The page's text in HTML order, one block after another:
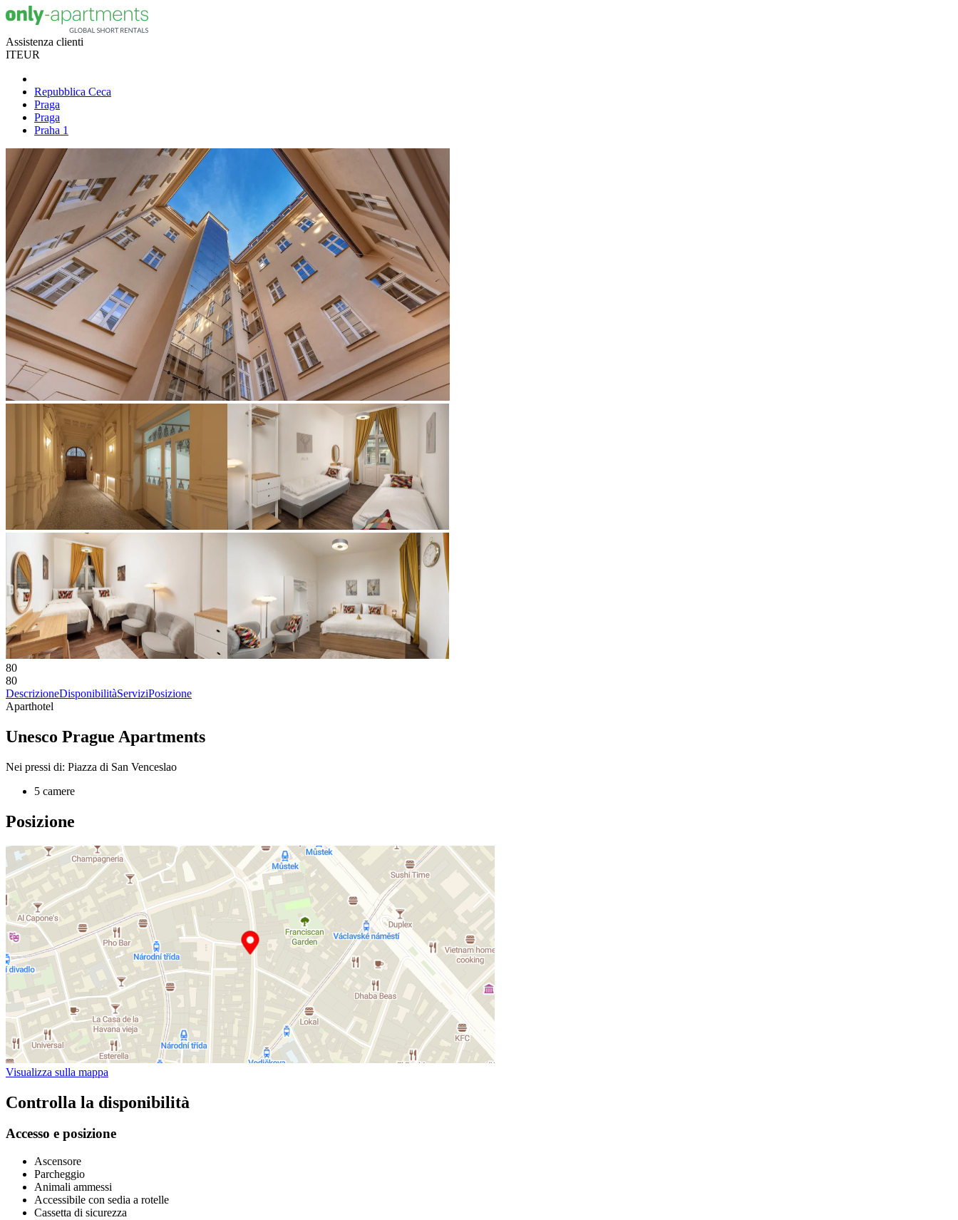
Assistenza clienti
ITEUR
Repubblica Ceca
Praga
Praga
Praha 1
80
80
DescrizioneDisponibilitàServiziPosizione
Aparthotel
Unesco Prague Apartments
Nei pressi di: Piazza di San Venceslao
5 camere
Posizione
Visualizza sulla mappa
Controlla la disponibilità
Accesso e posizione
Ascensore
Parcheggio
Animali ammessi
Accessibile con sedia a rotelle
Cassetta di sicurezza